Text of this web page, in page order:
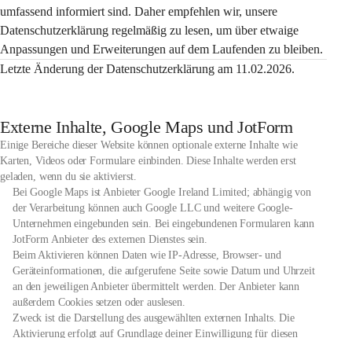
umfassend informiert sind. Daher empfehlen wir, unsere
Datenschutzerklärung regelmäßig zu lesen, um über etwaige
Anpassungen und Erweiterungen auf dem Laufenden zu bleiben.
Letzte Änderung der Datenschutzerklärung am 11.02.2026.
Externe Inhalte, Google Maps und JotForm
Einige Bereiche dieser Website können optionale externe Inhalte wie
Karten, Videos oder Formulare einbinden. Diese Inhalte werden erst
geladen, wenn du sie aktivierst.
Bei Google Maps ist Anbieter Google Ireland Limited; abhängig von
der Verarbeitung können auch Google LLC und weitere Google-
Unternehmen eingebunden sein. Bei eingebundenen Formularen kann
JotForm Anbieter des externen Dienstes sein.
Beim Aktivieren können Daten wie IP-Adresse, Browser- und
Geräteinformationen, die aufgerufene Seite sowie Datum und Uhrzeit
an den jeweiligen Anbieter übermittelt werden. Der Anbieter kann
außerdem Cookies setzen oder auslesen.
Zweck ist die Darstellung des ausgewählten externen Inhalts. Die
Aktivierung erfolgt auf Grundlage deiner Einwilligung für diesen